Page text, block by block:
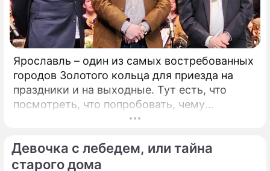
Ярославль – один из самых востребованных
городов Золотого кольца для приезда на
праздники и на выходные. Тут есть, что
посмотреть, что попробовать, чему
удивиться. Популяризации города во многом
на протяжении 17 лет устраивает тут
Международный музыкальный фестиваль.
Девочка с лебедем, или тайна
старого дома